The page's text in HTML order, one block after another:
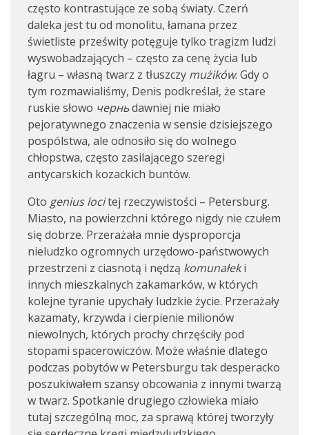
często kontrastujące ze sobą światy. Czerń
daleka jest tu od monolitu, łamana przez
świetliste prześwity potęguje tylko tragizm ludzi
wyswobadzających – często za cenę życia lub
łagru – własną twarz z tłuszczy mużików. Gdy o
tym rozmawialiśmy, Denis podkreślał, że stare
ruskie słowo черньdawniej nie miało
pejoratywnego znaczenia w sensie dzisiejszego
pospólstwa, ale odnosiło się do wolnego
chłopstwa, często zasilającego szeregi
antycarskich kozackich buntów.
Oto genius locitej rzeczywistości – Petersburg.
Miasto, na powierzchni którego nigdy nie czułem
się dobrze. Przerażała mnie dysproporcja
nieludzko ogromnych urzędowo-państwowych
przestrzeni z ciasnotą i nędzą komunałeki
innych mieszkalnych zakamarków, w których
kolejne tyranie upychały ludzkie życie. Przerażały
kazamaty, krzywda i cierpienie milionów
niewolnych, których prochy chrzęściły pod
stopami spacerowiczów. Może właśnie dlatego
podczas pobytów w Petersburgu tak desperacko
poszukiwałem szansy obcowania z innymi twarzą
w twarz. Spotkanie drugiego człowieka miało
tutaj szczególną moc, za sprawą której tworzyły